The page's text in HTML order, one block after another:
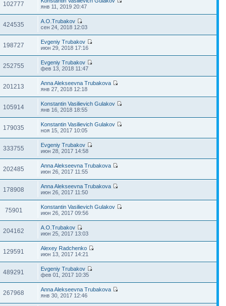
102777
янв 11, 2019 20:47
424535
A.O.Trubakov
сен 24, 2018 12:03
198727
Evgeniy Trubakov
июн 29, 2018 17:16
252755
Evgeniy Trubakov
фев 13, 2018 11:47
201213
Anna Alekseevna Trubakova
янв 27, 2018 12:18
105914
Konstantin Vasilievich Gulakov
янв 16, 2018 18:55
179035
Konstantin Vasilievich Gulakov
ноя 15, 2017 10:05
333755
Evgeniy Trubakov
июн 28, 2017 14:58
202485
Anna Alekseevna Trubakova
июн 26, 2017 11:55
178908
Anna Alekseevna Trubakova
июн 26, 2017 11:50
75901
Konstantin Vasilievich Gulakov
июн 26, 2017 09:56
204162
A.O.Trubakov
июн 25, 2017 13:03
129591
Alexey Radchenko
июн 13, 2017 14:21
489291
Evgeniy Trubakov
фев 01, 2017 10:35
267968
Anna Alekseevna Trubakova
янв 30, 2017 12:46